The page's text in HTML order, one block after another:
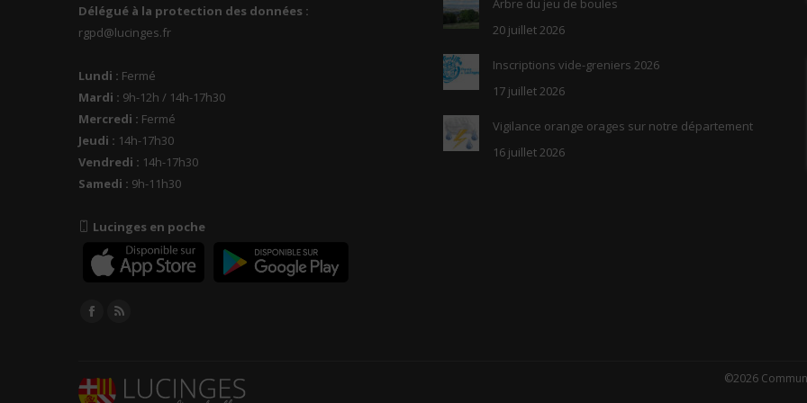
Délégué à la protection des données :
rgpd@lucinges.fr
Lundi : Fermé
Mardi : 9h-12h / 14h-17h30
Mercredi : Fermé
Jeudi : 14h-17h30
Vendredi : 14h-17h30
Samedi : 9h-11h30
Lucinges en poche
Trouvez nous sur :
Facebook
in
RSS
Arbre du jeu de boules
20 juillet 2026
Inscriptions vide-greniers 2026
17 juillet 2026
Vigilance orange orages sur notre département
16 juillet 2026
©2026